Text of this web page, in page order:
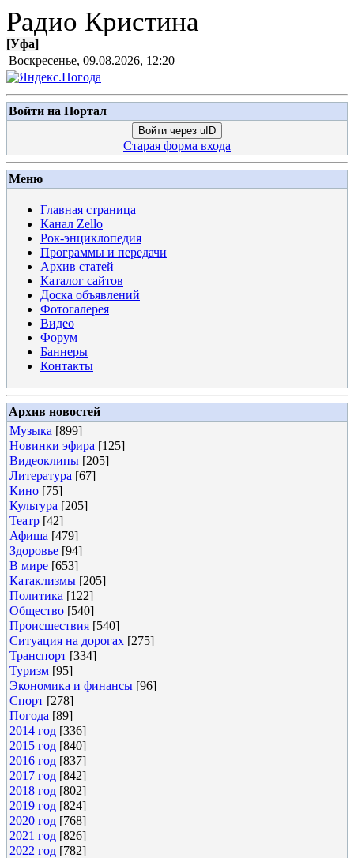
Радио Кристина
[Уфа]
Воскресенье, 09.08.2026, 12:20
Войти на Портал
Войти через uID
Старая форма входа
Меню
Главная страница
Канал Zello
Рок-энциклопедия
Программы и передачи
Архив статей
Каталог сайтов
Доска объявлений
Фотогалерея
Видео
Форум
Баннеры
Контакты
Архив новостей
Музыка [899]
Новинки эфира [125]
Видеоклипы [205]
Литература [67]
Кино [75]
Культура [205]
Театр [42]
Афиша [479]
Здоровье [94]
В мире [653]
Катаклизмы [205]
Политика [122]
Общество [540]
Происшествия [540]
Ситуация на дорогах [275]
Транспорт [334]
Туризм [95]
Экономика и финансы [96]
Спорт [278]
Погода [89]
2014 год [336]
2015 год [840]
2016 год [837]
2017 год [842]
2018 год [802]
2019 год [824]
2020 год [768]
2021 год [826]
2022 год [782]